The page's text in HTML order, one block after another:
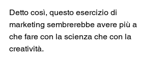
Detto così, questo esercizio di
marketing sembrerebbe avere più a
che fare con la scienza che con la
creatività.